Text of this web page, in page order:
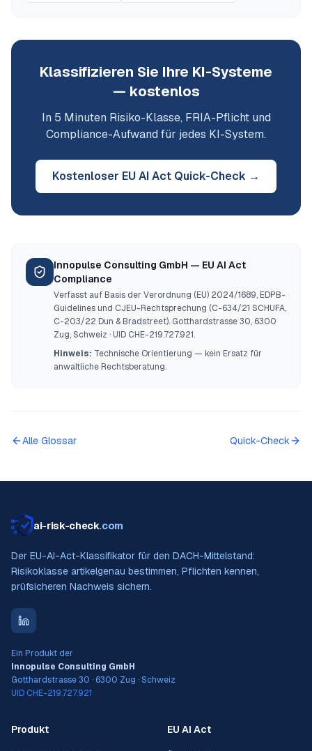
Klassifizieren Sie Ihre KI-Systeme
— kostenlos
In 5 Minuten Risiko-Klasse, FRIA-Pflicht und
Compliance-Aufwand für jedes KI-System.
Kostenloser EU AI Act Quick-Check →
Innopulse Consulting GmbH — EU AI Act
Compliance
Verfasst auf Basis der Verordnung (EU) 2024/1689, EDPB-
Guidelines und CJEU-Rechtsprechung (C-634/21 SCHUFA,
C-203/22 Dun & Bradstreet). Gotthardstrasse 30, 6300
Zug, Schweiz · UID CHE-219.727.921.
Hinweis: Technische Orientierung — kein Ersatz für
anwaltliche Rechtsberatung.
Alle Glossar Quick-Check
ai-risk-check.com
Der EU-AI-Act-Klassifikator für den DACH-Mittelstand:
Risikoklasse artikelgenau bestimmen, Pflichten kennen,
prüfsicheren Nachweis sichern.
Ein Produkt der
Innopulse Consulting GmbH
Gotthardstrasse 30 · 6300 Zug · Schweiz
UID CHE-219.727.921
Produkt EU AI Act